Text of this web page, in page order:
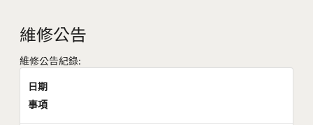
維修公告
維修公告紀錄:
日期
事項